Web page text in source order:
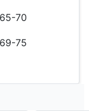
65-70
69-75